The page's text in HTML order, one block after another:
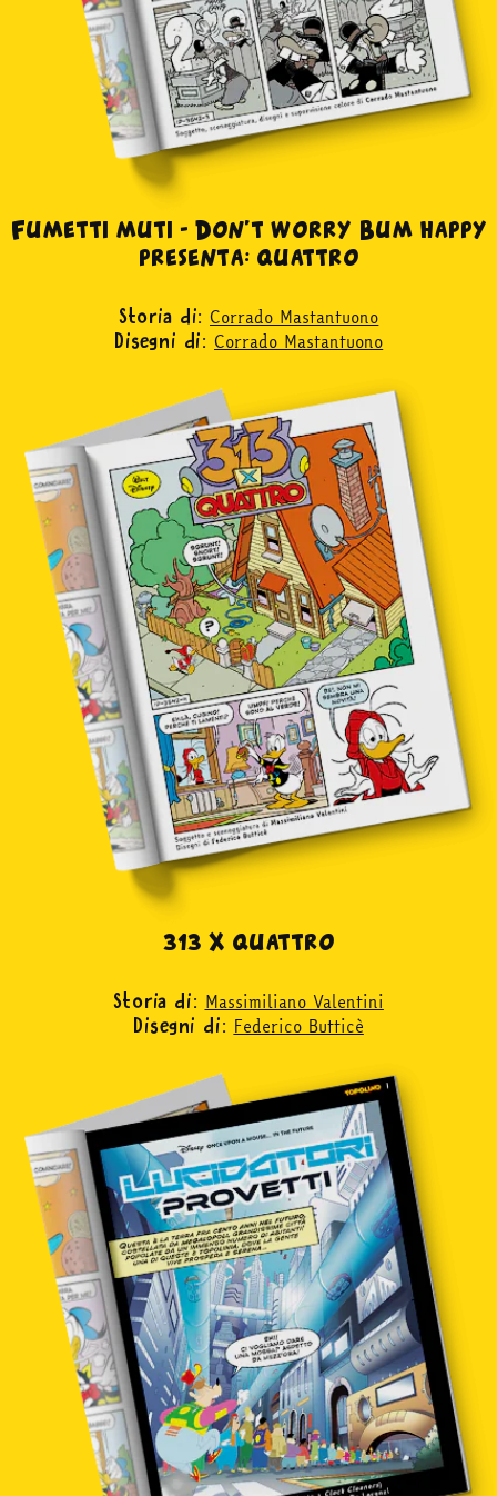
Fumetti muti - Don’t worry Bum happy
presenta: quattro
Storia di: Corrado Mastantuono
Disegni di: Corrado Mastantuono
313 X quattro
Storia di: Massimiliano Valentini
Disegni di: Federico Butticè